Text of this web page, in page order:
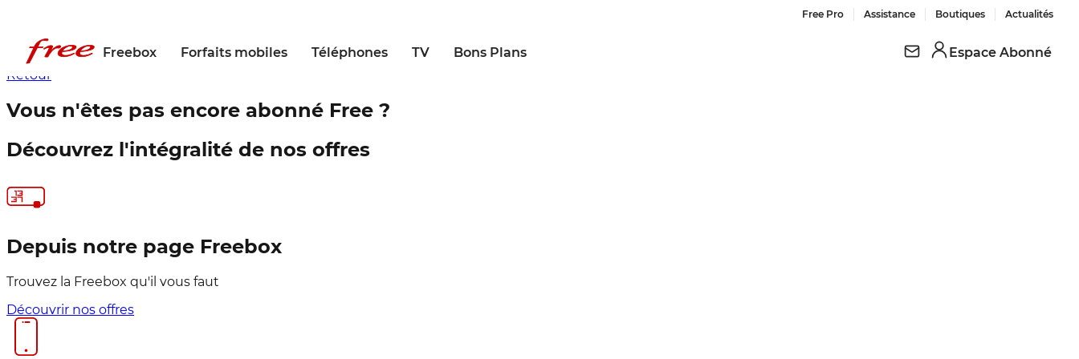
Free Pro Assistance Boutiques Actualités
Freebox Forfaits mobiles Téléphones TV Bons Plans
Espace Abonné
Retour
Vous n'êtes pas encore abonné Free ?
Découvrez l'intégralité de nos offres
Depuis notre page Freebox
Trouvez la Freebox qu'il vous faut
Découvrir nos offres